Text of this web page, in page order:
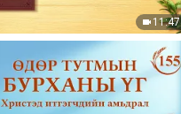
11:47